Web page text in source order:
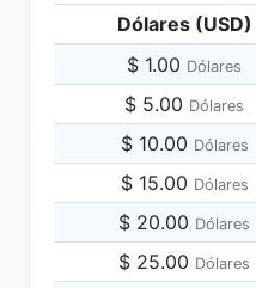
Dólares (USD)
$ 1.00 Dólares
$ 5.00 Dólares
$ 10.00 Dólares
$ 15.00 Dólares
$ 20.00 Dólares
$ 25.00 Dólares